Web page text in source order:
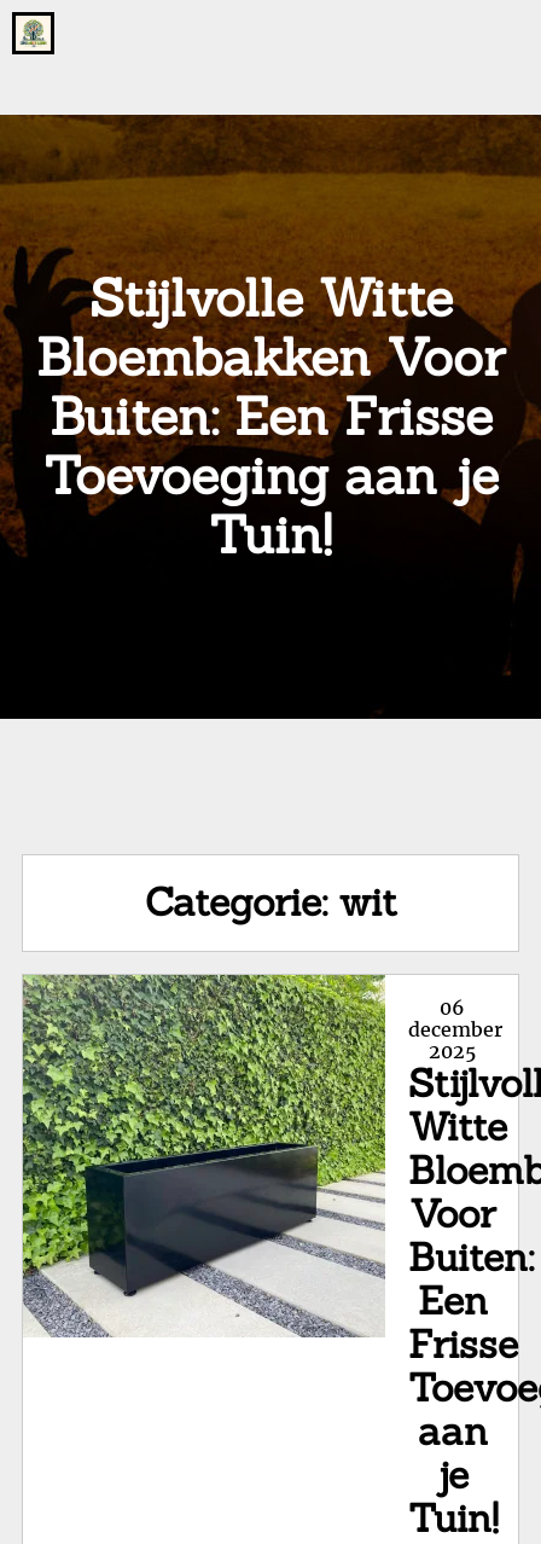
Go
to
page
onsgrotegezin.nl
Stijlvolle Witte
Bloembakken Voor
Buiten: Een Frisse
Toevoeging aan je
Tuin!
Categorie: wit
Posted
on
06
december
2025
Witte
Voor
Buiten:
Een
Frisse
aan
je
Tuin!